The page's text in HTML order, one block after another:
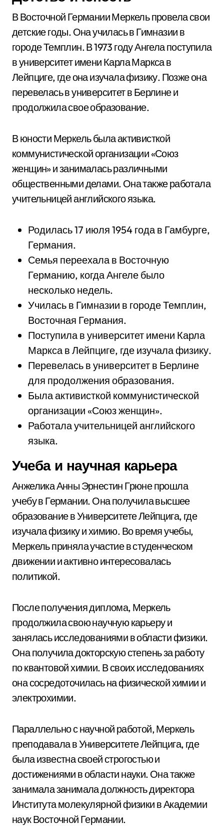
В Восточной Германии Меркель провела свои
детские годы. Она училась в Гимназии в
городе Темплин. В 1973 году Ангела поступила
в университет имени Карла Маркса в
Лейпциге, где она изучала физику. Позже она
перевелась в университет в Берлине и
продолжила свое образование.
В юности Меркель была активисткой
коммунистической организации «Союз
женщин» и занималась различными
общественными делами. Она также работала
учительницей английского языка.
Родилась 17 июля 1954 года в Гамбурге,
Германия.
Семья переехала в Восточную
Германию, когда Ангеле было
несколько недель.
Училась в Гимназии в городе Темплин,
Восточная Германия.
Поступила в университет имени Карла
Маркса в Лейпциге, где изучала физику.
Перевелась в университет в Берлине
для продолжения образования.
Была активисткой коммунистической
организации «Союз женщин».
Работала учительницей английского
языка.
Учеба и научная карьера
Анжелика Анны Эрнестин Грюне прошла
учебу в Германии. Она получила высшее
образование в Университете Лейпцига, где
изучала физику и химию. Во время учебы,
Меркель приняла участие в студенческом
движении и активно интересовалась
политикой.
После получения диплома, Меркель
продолжила свою научную карьеру и
занялась исследованиями в области физики.
Она получила докторскую степень за работу
по квантовой химии. В своих исследованиях
она сосредоточилась на физической химии и
электрохимии.
Параллельно с научной работой, Меркель
преподавала в Университете Лейпцига, где
была известна своей строгостью и
достижениями в области науки. Она также
занимала занимала должность директора
Института молекулярной физики в Академии
наук Восточной Германии.